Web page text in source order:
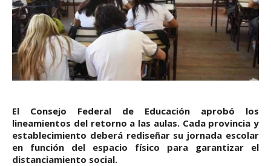
El Consejo Federal de Educación aprobó los
lineamientos del retorno a las aulas. Cada provincia y
establecimiento deberá rediseñar su jornada escolar
en función del espacio físico para garantizar el
distanciamiento social.